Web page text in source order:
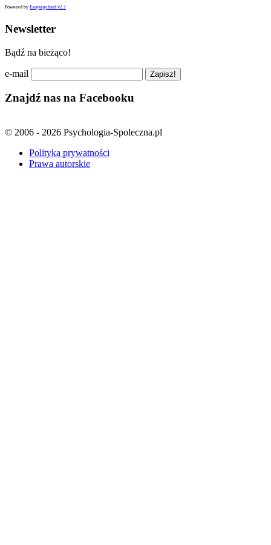
Powered by Easytagcloud v2.1
Newsletter
Bądź na bieżąco!
e-mail
Znajdź nas na Facebooku
© 2006 - 2026 Psychologia-Spoleczna.pl
Polityka prywatności
Prawa autorskie